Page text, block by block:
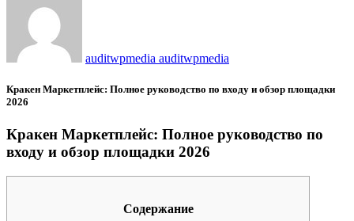
auditwpmedia auditwpmedia
Кракен Маркетплейс: Полное руководство по входу и обзор площадки
2026
Кракен Маркетплейс: Полное руководство по
входу и обзор площадки 2026
Содержание